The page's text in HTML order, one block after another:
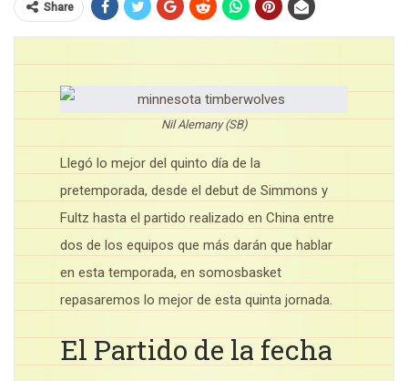
Share
Nil Alemany (SB)
Llegó lo mejor del quinto día de la
pretemporada, desde el debut de Simmons y
Fultz hasta el partido realizado en China entre
dos de los equipos que más darán que hablar
en esta temporada, en somosbasket
repasaremos lo mejor de esta quinta jornada.
El Partido de la fecha